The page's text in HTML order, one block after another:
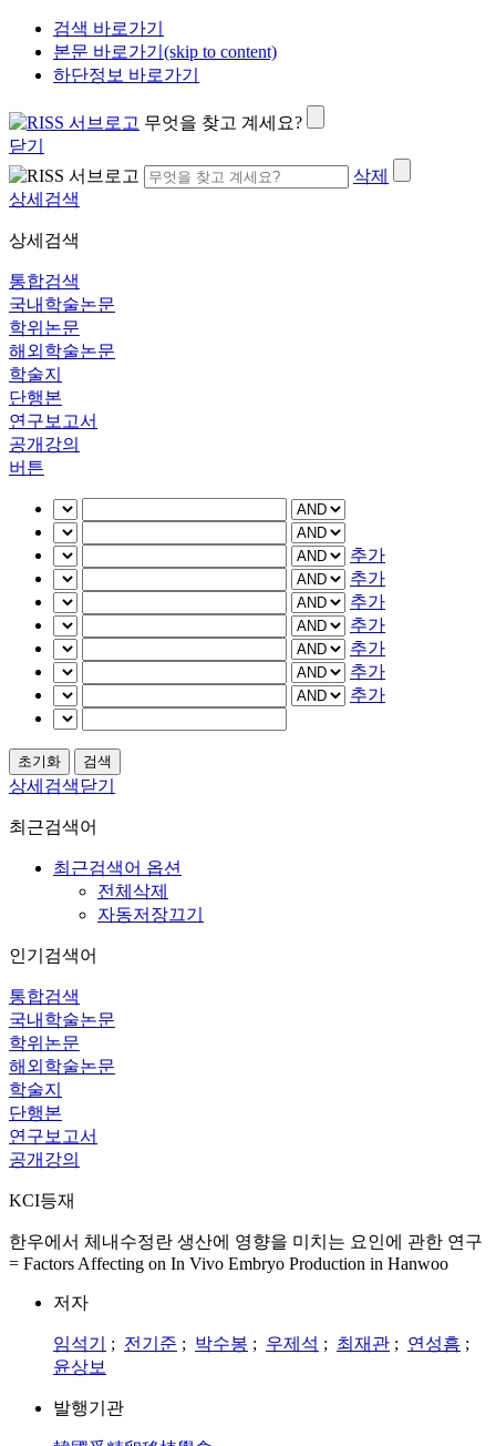
검색 바로가기
본문 바로가기(skip to content)
하단정보 바로가기
무엇을 찾고 계세요?
닫기
삭제
상세검색
상세검색
통합검색
국내학술논문
학위논문
해외학술논문
학술지
단행본
연구보고서
공개강의
버튼
추가
추가
추가
추가
추가
추가
추가
상세검색닫기
최근검색어
최근검색어 옵션
전체삭제
자동저장끄기
인기검색어
통합검색
국내학술논문
학위논문
해외학술논문
학술지
단행본
연구보고서
공개강의
KCI등재
한우에서 체내수정란 생산에 영향을 미치는 요인에 관한 연구
= Factors Affecting on In Vivo Embryo Production in Hanwoo
저자
임석기 ; 전기준 ; 박수봉 ; 우제석 ; 최재관 ; 연성흠 ;
윤상보
발행기관